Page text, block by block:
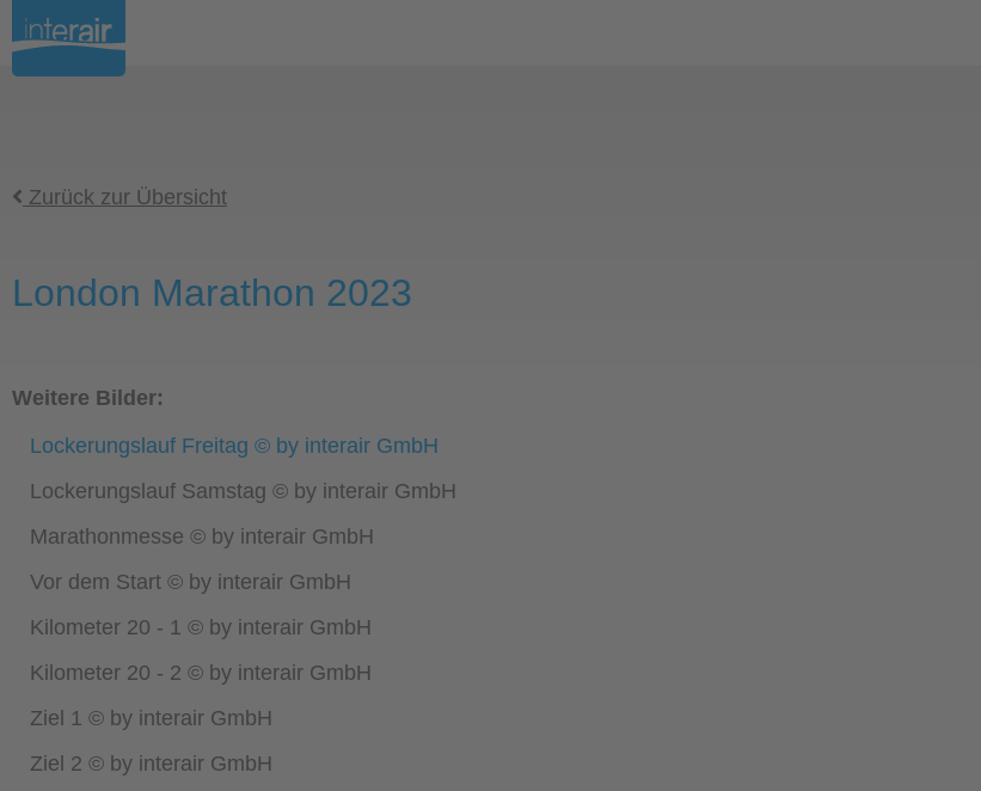
Zurück zur Übersicht
London Marathon 2023
Weitere Bilder:
Lockerungslauf Freitag © by interair GmbH
Lockerungslauf Samstag © by interair GmbH
Marathonmesse © by interair GmbH
Vor dem Start © by interair GmbH
Kilometer 20 - 1 © by interair GmbH
Kilometer 20 - 2 © by interair GmbH
Ziel 1 © by interair GmbH
Ziel 2 © by interair GmbH